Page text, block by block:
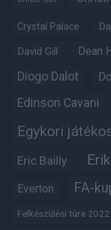
Crystal Palace
David Gill Dean
Diogo Dalot
Edinson Cavani
Egykori
Eric Bailly
Everton FA-
Felkészülési túra 2022